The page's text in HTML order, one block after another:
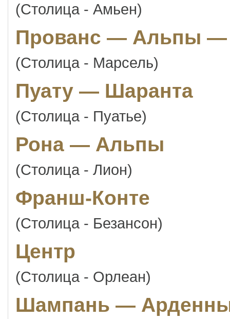
(Столица - Амьен)
Прованс — Альпы —
(Столица - Марсель)
Пуату — Шаранта
(Столица - Пуатье)
Рона — Альпы
(Столица - Лион)
Франш-Конте
(Столица - Безансон)
Центр
(Столица - Орлеан)
Шампань —